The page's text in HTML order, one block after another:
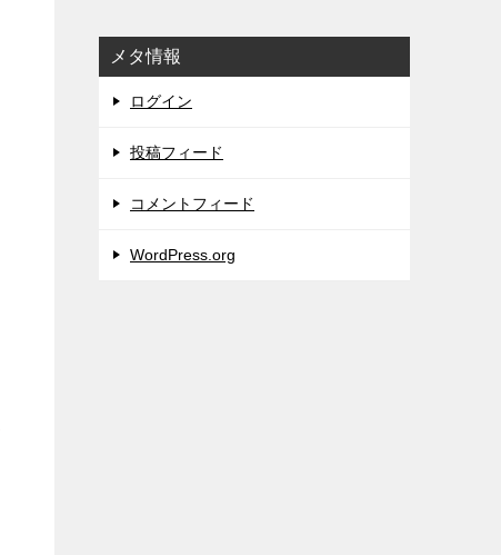
メタ情報
ログイン
投稿フィード
コメントフィード
WordPress.org